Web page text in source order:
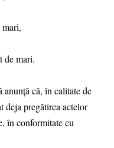
de mari.
anunță că, în calitate de
deja pregătirea actelor
în conformitate cu